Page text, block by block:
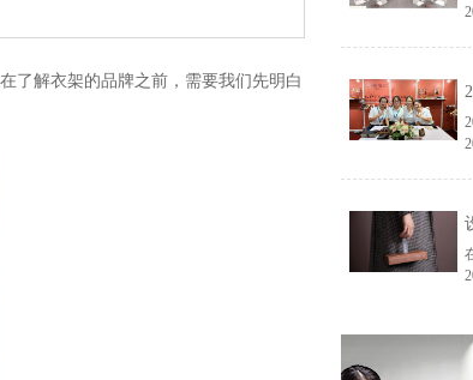
了解衣架的品牌之前，需要我们先明白